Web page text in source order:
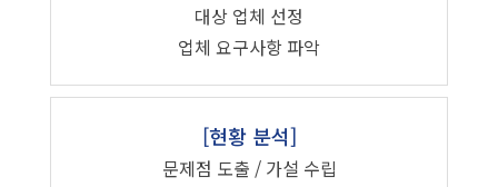
대상 업체 선정
업체 요구사항 파악
[현황 분석]
문제점 도출 / 가설 수립